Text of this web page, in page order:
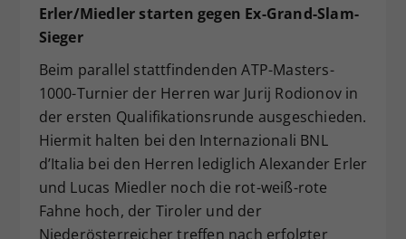
Erler/Miedler starten gegen Ex-Grand-Slam-
Sieger
Beim parallel stattfindenden ATP-Masters-
1000-Turnier der Herren war Jurij Rodionov in
der ersten Qualifikationsrunde ausgeschieden.
Hiermit halten bei den Internazionali BNL
d’Italia bei den Herren lediglich Alexander Erler
und Lucas Miedler noch die rot-weiß-rote
Fahne hoch, der Tiroler und der
Niederösterreicher treffen nach erfolgter